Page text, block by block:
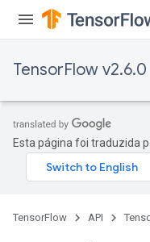
TensorFlow v2.6.0
Esta página foi traduzida
TensorFlow API